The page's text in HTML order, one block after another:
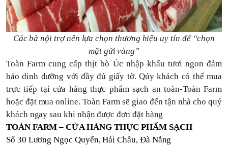
Các bà nội trợ nên lựa chọn thương hiệu uy tín để “chọn
mặt gửi vàng”
Toàn Farm cung cấp thịt bò Úc nhập khẩu tươi ngon đảm
bảo dinh dưỡng với đầy đủ giấy tờ. Qúy khách có thể mua
trực tiếp tại cửa hàng thực phẩm sạch an toàn-Toàn Farm
hoặc đặt mua online. Toàn Farm sẽ giao đến tận nhà cho quý
khách ngay sau khi nhận được đơn đặt hàng
TOÀN FARM – CỬA HÀNG THỰC PHẨM SẠCH
Số 30 Lương Ngọc Quyến, Hải Châu, Đà Nẵng